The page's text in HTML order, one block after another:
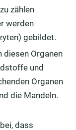
zählen
werden
gebildet.
diesen Organen
und
Organen
die Mandeln.
dass